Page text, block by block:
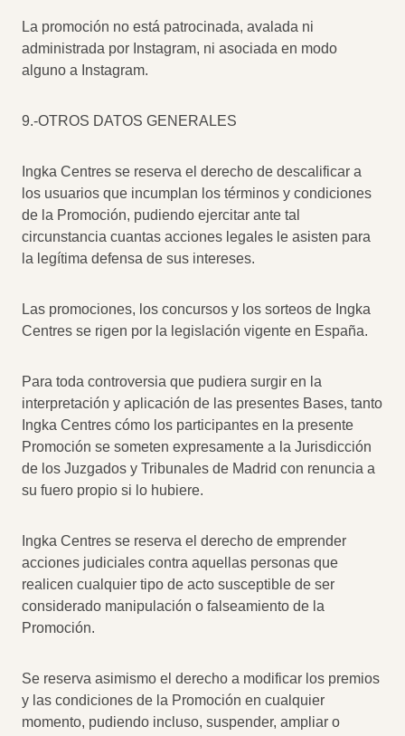
La promoción no está patrocinada, avalada ni
administrada por Instagram, ni asociada en modo
alguno a Instagram.
9.-OTROS DATOS GENERALES
Ingka Centres se reserva el derecho de descalificar a
los usuarios que incumplan los términos y condiciones
de la Promoción, pudiendo ejercitar ante tal
circunstancia cuantas acciones legales le asisten para
la legítima defensa de sus intereses.
Las promociones, los concursos y los sorteos de Ingka
Centres se rigen por la legislación vigente en España.
Para toda controversia que pudiera surgir en la
interpretación y aplicación de las presentes Bases, tanto
Ingka Centres cómo los participantes en la presente
Promoción se someten expresamente a la Jurisdicción
de los Juzgados y Tribunales de Madrid con renuncia a
su fuero propio si lo hubiere.
Ingka Centres se reserva el derecho de emprender
acciones judiciales contra aquellas personas que
realicen cualquier tipo de acto susceptible de ser
considerado manipulación o falseamiento de la
Promoción.
Se reserva asimismo el derecho a modificar los premios
y las condiciones de la Promoción en cualquier
momento, pudiendo incluso, suspender, ampliar o